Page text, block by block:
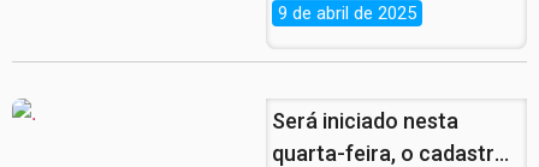
Violência à Mulher Ganha
9 de abril de 2025
Será iniciado nesta
quarta-feira, o cadastro